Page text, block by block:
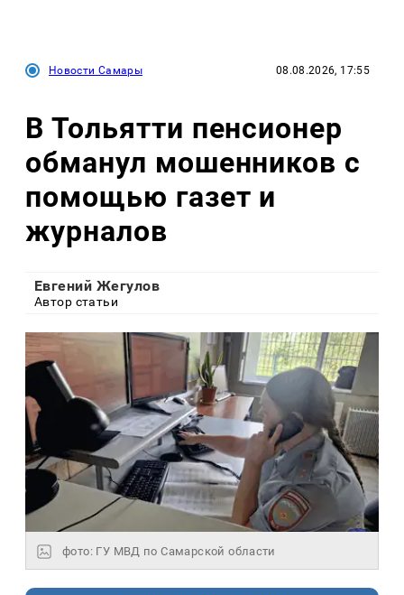
Новости Самары 08.08.2026, 17:55
В Тольятти пенсионер
обманул мошенников с
помощью газет и
журналов
Евгений Жегулов
Автор статьи
фото: ГУ МВД по Самарской области